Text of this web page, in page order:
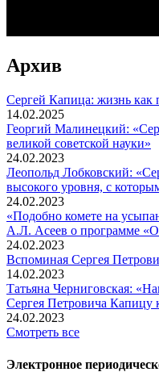
Архив
Сергей Капица: жизнь как
14.02.2025
Георгий Малинецкий:
великой советской науки»
24.02.2023
Леопольд Лобковский:
высокого уровня, с
24.02.2023
«Подобно комете на
А.Л. Асеев о программе
24.02.2023
Вспоминaя Сергея
14.02.2023
Татьяна Черниговская:
Сергея Петровича Капицу
24.02.2023
Смотреть все
Электронное